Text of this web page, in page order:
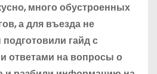
много обустроенных
а для въезда не
гайд с
ответами на вопросы о